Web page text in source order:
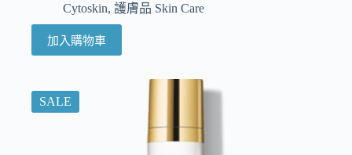
Cytoskin, 護膚品 Skin Care
加入購物車
SALE